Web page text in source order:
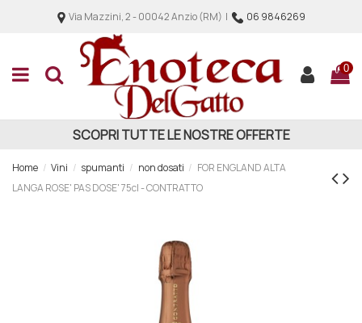
Via Mazzini, 2 - 00042 Anzio (RM) | 06 9846269
0
SCOPRI TUTTE LE NOSTRE OFFERTE
Home Vini spumanti non dosati
FOR ENGLAND ALTA
LANGA ROSE' PAS DOSE' 75cl - CONTRATTO